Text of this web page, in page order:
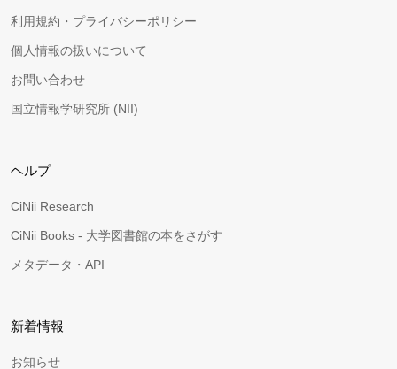
利用規約・プライバシーポリシー
個人情報の扱いについて
お問い合わせ
国立情報学研究所 (NII)
ヘルプ
CiNii Research
CiNii Books - 大学図書館の本をさがす
メタデータ・API
新着情報
お知らせ